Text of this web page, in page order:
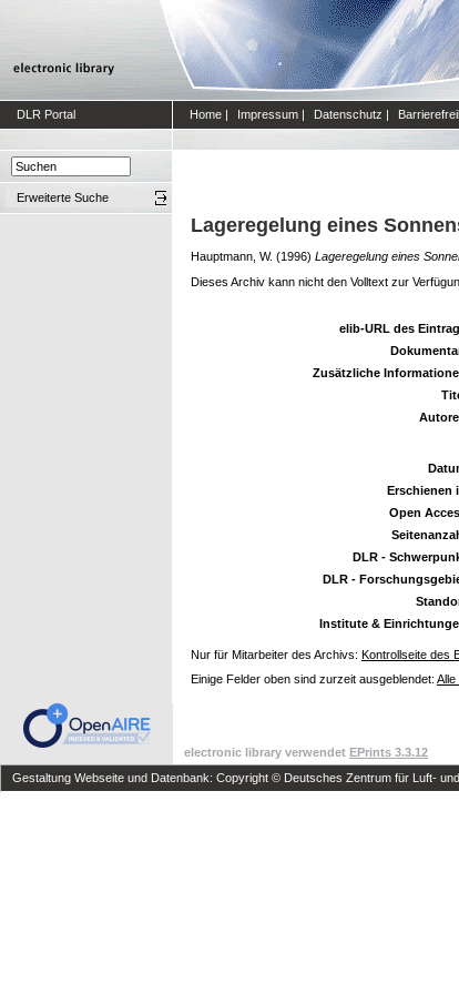
DLR Portal Home | Impressum | Datenschutz |
Erweiterte Suche
Lageregelung eines
Hauptmann, W. (1996) Lageregelung eines
Dieses Archiv kann nicht den Volltext zur
elib-URL des
Zusätzliche
Erschienen
Open
DLR -
DLR -
Institute &
Nur für Mitarbeiter des Archivs: Kontrollseite des
Einige Felder oben sind zurzeit ausgeblendet: Alle
electronic library verwendet EPrints 3.3.12
Gestaltung Webseite und Datenbank: Copyright © Deutsches Zentrum für Luft-